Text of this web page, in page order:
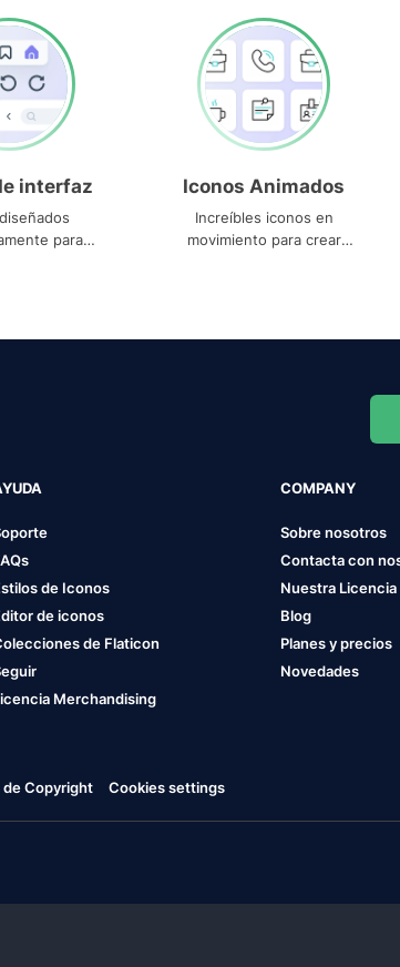
interfaz
para
Iconos Animados
Increíbles iconos en
movimiento para crear
de Iconos
de iconos
de Flaticon
Merchandising
COMPANY
Sobre nosotros
Contacta con
Nuestra Licencia
Blog
Planes y precios
Novedades
Copyright Cookies settings